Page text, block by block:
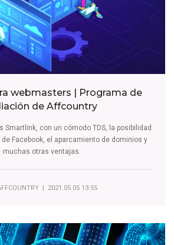
webmasters | Programa de
de Affcountry
Smartlink, con un cómodo TDS, la posibilidad
Facebook, el aparcamiento de dominios y
muchas otras ventajas.
| 2021.05.05 13:55